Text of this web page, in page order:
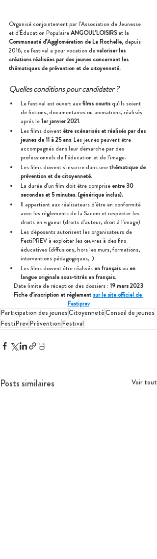
Organisé conjointement par l’Association de Jeunesse
et d’Éducation Populaire ANGOUL’LOISIRS et la
Communauté d’Agglomération de La Rochelle, depuis
2016, ce festival a pour vocation de valoriser les
créations réalisées par des jeunes concernant les
thématiques de prévention et de citoyenneté.
Quelles conditions pour candidater ?
Le festival est ouvert aux films courts qu’ils soient
de fictions, documentaires ou animations, réalisés
après le 1er janvier 2021.
Les films doivent être scénarisés et réalisés par des
jeunes de 11 à 25 ans. Les jeunes peuvent être
accompagnés dans leur démarche par des
professionnels de l’éducation et de l’image.
Les films doivent s’inscrire dans une thématique de
prévention et de citoyenneté.
La durée d’un film doit être comprise entre 30
secondes et 5 minutes. (générique inclus).
Il appartient aux réalisateurs d’être en conformité
avec les règlements de la Sacem et respecter les
droits en vigueur (droits d’auteur, droit à l’image).
Les déposants autorisent les organisateurs de
FestiPREV à exploiter les œuvres à des fins
éducatives (diffusions, hors les murs, formations,
interventions pédagogiques,...)
Les films doivent être réalisés en français ou en
langue originale sous-titrés en français.
Date limite de réception des dossiers : 19 mars 2023
Fiche d’inscription et règlement sur le site officiel de
Festiprev
Participation des jeunesCitoyennetéConseil de jeunes
FestiPrevPrévention Festival
Posts similaires Voir tout